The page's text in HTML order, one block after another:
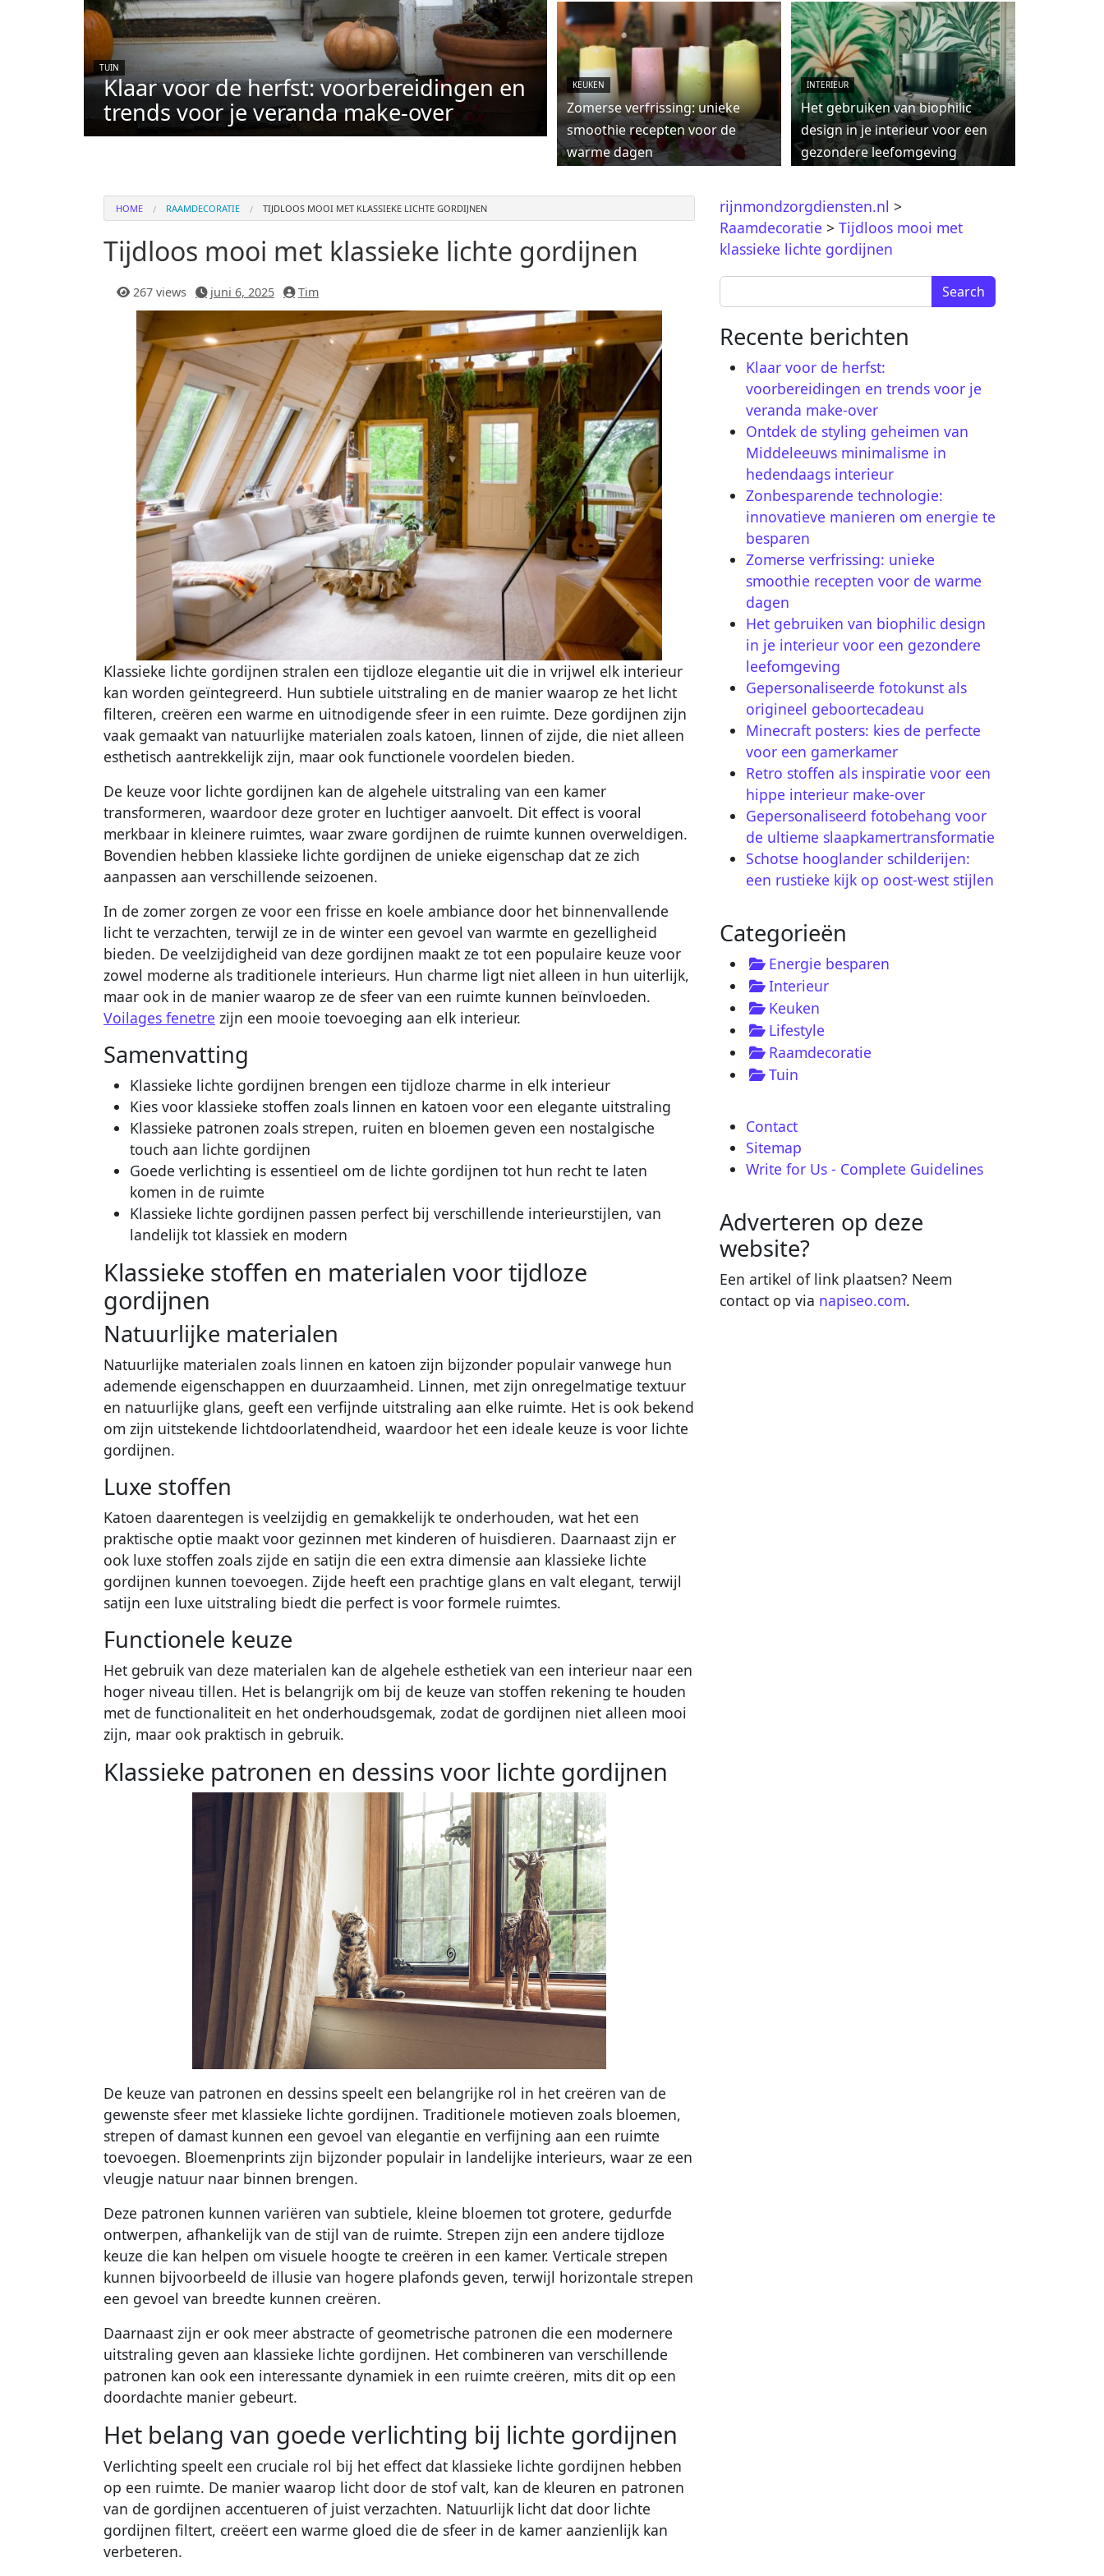
TUIN
Klaar voor de herfst: voorbereidingen en
trends voor je veranda make-over
KEUKEN
Zomerse verfrissing: unieke
smoothie recepten voor de
warme dagen
INTERIEUR
Het gebruiken van biophilic
design in je interieur voor een
gezondere leefomgeving
HOME RAAMDECORATIE TIJDLOOS MOOI MET KLASSIEKE LICHTE GORDIJNEN
Tijdloos mooi met klassieke lichte gordijnen
267 views juni 6, 2025 Tim
Klassieke lichte gordijnen stralen een tijdloze elegantie uit die in vrijwel elk interieur
kan worden geïntegreerd. Hun subtiele uitstraling en de manier waarop ze het licht
filteren, creëren een warme en uitnodigende sfeer in een ruimte. Deze gordijnen zijn
vaak gemaakt van natuurlijke materialen zoals katoen, linnen of zijde, die niet alleen
esthetisch aantrekkelijk zijn, maar ook functionele voordelen bieden.
De keuze voor lichte gordijnen kan de algehele uitstraling van een kamer
transformeren, waardoor deze groter en luchtiger aanvoelt. Dit effect is vooral
merkbaar in kleinere ruimtes, waar zware gordijnen de ruimte kunnen overweldigen.
Bovendien hebben klassieke lichte gordijnen de unieke eigenschap dat ze zich
aanpassen aan verschillende seizoenen.
In de zomer zorgen ze voor een frisse en koele ambiance door het binnenvallende
licht te verzachten, terwijl ze in de winter een gevoel van warmte en gezelligheid
bieden. De veelzijdigheid van deze gordijnen maakt ze tot een populaire keuze voor
zowel moderne als traditionele interieurs. Hun charme ligt niet alleen in hun uiterlijk,
maar ook in de manier waarop ze de sfeer van een ruimte kunnen beïnvloeden.
Voilages fenetre zijn een mooie toevoeging aan elk interieur.
Samenvatting
Klassieke lichte gordijnen brengen een tijdloze charme in elk interieur
Kies voor klassieke stoffen zoals linnen en katoen voor een elegante uitstraling
Klassieke patronen zoals strepen, ruiten en bloemen geven een nostalgische
touch aan lichte gordijnen
Goede verlichting is essentieel om de lichte gordijnen tot hun recht te laten
komen in de ruimte
Klassieke lichte gordijnen passen perfect bij verschillende interieurstijlen, van
landelijk tot klassiek en modern
Klassieke stoffen en materialen voor tijdloze
gordijnen
Natuurlijke materialen
Natuurlijke materialen zoals linnen en katoen zijn bijzonder populair vanwege hun
ademende eigenschappen en duurzaamheid. Linnen, met zijn onregelmatige textuur
en natuurlijke glans, geeft een verfijnde uitstraling aan elke ruimte. Het is ook bekend
om zijn uitstekende lichtdoorlatendheid, waardoor het een ideale keuze is voor lichte
gordijnen.
Luxe stoffen
Katoen daarentegen is veelzijdig en gemakkelijk te onderhouden, wat het een
praktische optie maakt voor gezinnen met kinderen of huisdieren. Daarnaast zijn er
ook luxe stoffen zoals zijde en satijn die een extra dimensie aan klassieke lichte
gordijnen kunnen toevoegen. Zijde heeft een prachtige glans en valt elegant, terwijl
satijn een luxe uitstraling biedt die perfect is voor formele ruimtes.
Functionele keuze
Het gebruik van deze materialen kan de algehele esthetiek van een interieur naar een
hoger niveau tillen. Het is belangrijk om bij de keuze van stoffen rekening te houden
met de functionaliteit en het onderhoudsgemak, zodat de gordijnen niet alleen mooi
zijn, maar ook praktisch in gebruik.
Klassieke patronen en dessins voor lichte gordijnen
De keuze van patronen en dessins speelt een belangrijke rol in het creëren van de
gewenste sfeer met klassieke lichte gordijnen. Traditionele motieven zoals bloemen,
strepen of damast kunnen een gevoel van elegantie en verfijning aan een ruimte
toevoegen. Bloemenprints zijn bijzonder populair in landelijke interieurs, waar ze een
vleugje natuur naar binnen brengen.
Deze patronen kunnen variëren van subtiele, kleine bloemen tot grotere, gedurfde
ontwerpen, afhankelijk van de stijl van de ruimte. Strepen zijn een andere tijdloze
keuze die kan helpen om visuele hoogte te creëren in een kamer. Verticale strepen
kunnen bijvoorbeeld de illusie van hogere plafonds geven, terwijl horizontale strepen
een gevoel van breedte kunnen creëren.
Daarnaast zijn er ook meer abstracte of geometrische patronen die een modernere
uitstraling geven aan klassieke lichte gordijnen. Het combineren van verschillende
patronen kan ook een interessante dynamiek in een ruimte creëren, mits dit op een
doordachte manier gebeurt.
Het belang van goede verlichting bij lichte gordijnen
Verlichting speelt een cruciale rol bij het effect dat klassieke lichte gordijnen hebben
op een ruimte. De manier waarop licht door de stof valt, kan de kleuren en patronen
van de gordijnen accentueren of juist verzachten. Natuurlijk licht dat door lichte
gordijnen filtert, creëert een warme gloed die de sfeer in de kamer aanzienlijk kan
verbeteren.
rijnmondzorgdiensten.nl >
Raamdecoratie > Tijdloos mooi met
klassieke lichte gordijnen
Search for:
Recente berichten
Klaar voor de herfst:
voorbereidingen en trends voor je
veranda make-over
Ontdek de styling geheimen van
Middeleeuws minimalisme in
hedendaags interieur
Zonbesparende technologie:
innovatieve manieren om energie te
besparen
Zomerse verfrissing: unieke
smoothie recepten voor de warme
dagen
Het gebruiken van biophilic design
in je interieur voor een gezondere
leefomgeving
Gepersonaliseerde fotokunst als
origineel geboortecadeau
Minecraft posters: kies de perfecte
voor een gamerkamer
Retro stoffen als inspiratie voor een
hippe interieur make-over
Gepersonaliseerd fotobehang voor
de ultieme slaapkamertransformatie
Schotse hooglander schilderijen:
een rustieke kijk op oost-west stijlen
Categorieën
Energie besparen
Interieur
Keuken
Lifestyle
Raamdecoratie
Tuin
Contact
Sitemap
Write for Us - Complete Guidelines
Adverteren op deze
website?
Een artikel of link plaatsen? Neem
contact op via napiseo.com.